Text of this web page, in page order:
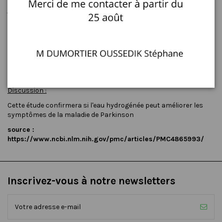
jour d'eau H2, et ceux du groupe d'eau placebo boivent de l'eau
normale. Cent soixante-dix-huit participants avec PD (88
quotidienne de lévodopa: 344,1 [202,8] mg, dose équivalente
Discussion :
Cette étude confirmera si l'eau hydrogénée peut améliorer les
symptômes de la maladie de Parkinson
source :
https://www.ncbi.nlm.nih.gov/pmc/articles/PMC4865993/
Inscrivez-vous à notre newsletters